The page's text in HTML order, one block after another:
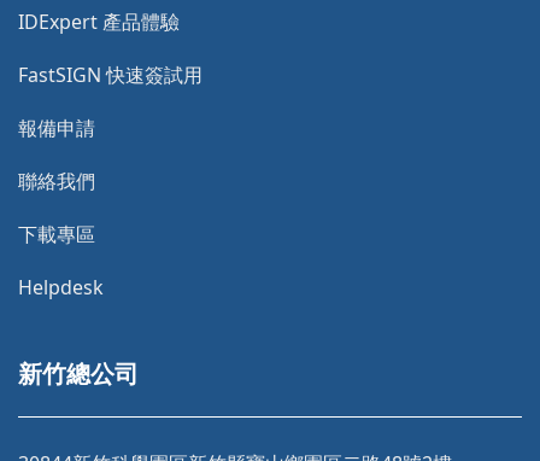
IDExpert 產品體驗
FastSIGN 快速簽試用
報備申請
聯絡我們
下載專區
Helpdesk
新竹總公司